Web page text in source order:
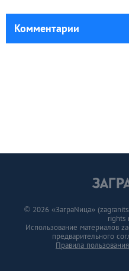
Комментарии
© 2026 «ЗаграNица»
rights
Использование материалов
предварительного
Правила